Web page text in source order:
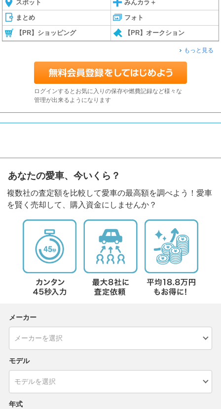
スポット みんカラ＋
まとめ フォト
【PR】ショッピング 【PR】オークション
もっと見る
ログインするとお気に入りの保存や燃費記録など様々な
管理が出来るようになります
あなたの愛車、今いくら？
複数社の査定額を比較して愛車の最高額を調べよう！愛車
を賢く売却して、購入資金にしませんか？
メーカー
モデル
年式